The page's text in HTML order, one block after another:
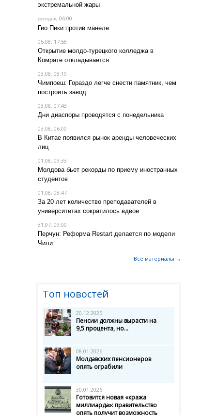
экстремальной жары
сегодня, 06:00
Гио Пики против манеле
05.08, 17:58
Открытие молдо-турецкого колледжа в
Комрате откладывается
03.08, 08:19
Чимпоеш: Гораздо легче снести памятник, чем
построить завод
03.08, 07:43
Дни диаспоры проводятся с понедельника
03.08, 06:00
В Китае появился рынок аренды человеческих
лиц
01.08, 09:33
Молдова бьет рекорды по приему иностранных
студентов
01.08, 08:47
За 20 лет количество преподавателей в
университетах сократилось вдвое
31.07, 09:00
Перчун: Реформа Restart делается по модели
Чили
Все материалы →
Топ новостей
20.12.2025
Пенсии должны вырасти на
9,5 процента, но...
08.01.2026
Молдавских пенсионеров
опять ограбили
30.01.2026
Готовится новая «кража
миллиарда»: правительство
опять получит возможность